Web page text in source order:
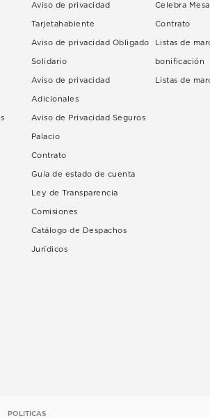
Aviso de privacidad
Tarjetahabiente
Aviso de privacidad Obligado
Solidario
Aviso de privacidad
Adicionales
Aviso de Privacidad Seguros
Palacio
Contrato
Guía de estado de cuenta
Ley de Transparencia
Comisiones
Catálogo de Despachos
Jurídicos
Celebra
Contrato
Listas de
bonificación
Listas de
POLITICAS